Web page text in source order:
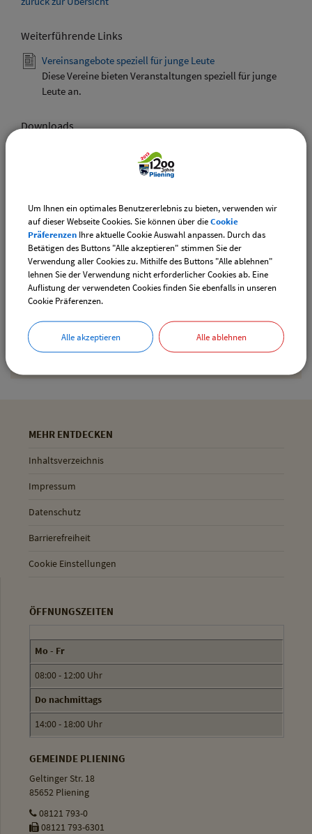
Geltinger Str. 18
85652 Pliening
Weiterführende Links
Vereinsangebote speziell für junge Leute
Diese Vereine bieten Veranstaltungen speziell für junge
Leute an.
Downloads
Den gewählten Termin als VCS-Kalenderdatei
downloaden
Drucken
MEHR ENTDECKEN
Inhaltsverzeichnis
Impressum
Datenschutz
Barrierefreiheit
Cookie Einstellungen
ÖFFNUNGSZEITEN
Mo - Fr
08:00 - 12:00 Uhr
Do nachmittags
14:00 - 18:00 Uhr
GEMEINDE PLIENING
Geltinger Str. 18
85652 Pliening
08121 793-0
08121 793-6301
Um Ihnen ein optimales Benutzererlebnis zu bieten, verwenden wir
auf dieser Webseite Cookies. Sie können über dieCookie
Präferenzen Ihre aktuelle Cookie Auswahl anpassen. Durch das
Betätigen des Buttons "Alle akzeptieren" stimmen Sie der
Verwendung aller Cookies zu. Mithilfe des Buttons "Alle ablehnen"
lehnen Sie der Verwendung nicht erforderlicher Cookies ab. Eine
Auflistung der verwendeten Cookies finden Sie ebenfalls in unseren
Cookie Präferenzen.
Alle akzeptieren Alle ablehnen